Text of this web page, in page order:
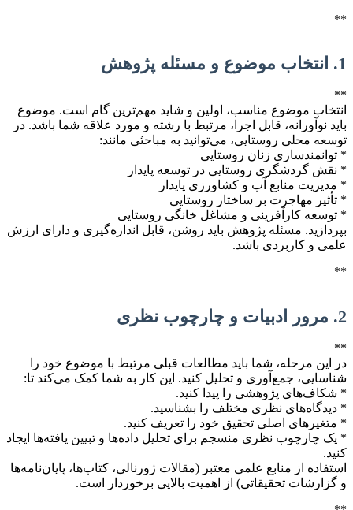
**
1. انتخاب موضوع و مسئله پژوهش
**
انتخاب موضوع مناسب، اولین و شاید مهم‌ترین گام است. موضوع
باید نوآورانه، قابل اجرا، مرتبط با رشته و مورد علاقه شما باشد. در
توسعه محلی روستایی، می‌توانید به مباحثی مانند:
* توانمندسازی زنان روستایی
* نقش گردشگری روستایی در توسعه پایدار
* مدیریت منابع آب و کشاورزی پایدار
* تأثیر مهاجرت بر ساختار روستایی
* توسعه کارآفرینی و مشاغل خانگی روستایی
بپردازید. مسئله پژوهش باید روشن، قابل اندازه‌گیری و دارای ارزش
علمی و کاربردی باشد.
**
2. مرور ادبیات و چارچوب نظری
**
در این مرحله، شما باید مطالعات قبلی مرتبط با موضوع خود را
شناسایی، جمع‌آوری و تحلیل کنید. این کار به شما کمک می‌کند تا:
* شکاف‌های پژوهشی را پیدا کنید.
* دیدگاه‌های نظری مختلف را بشناسید.
* متغیرهای اصلی تحقیق خود را تعریف کنید.
* یک چارچوب نظری منسجم برای تحلیل داده‌ها و تبیین یافته‌ها ایجاد
کنید.
استفاده از منابع علمی معتبر (مقالات ژورنالی، کتاب‌ها، پایان‌نامه‌ها
و گزارشات تحقیقاتی) از اهمیت بالایی برخوردار است.